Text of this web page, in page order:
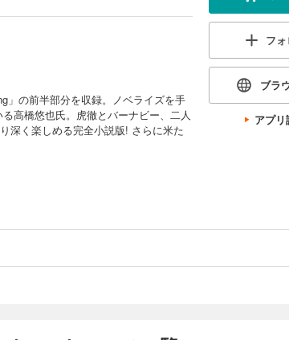
」の前半部分を収録。ノベライズを手
高橋悠也氏。虎徹とバーナビー、二人
深く楽しめる完全小説版! さらに米た
フ
ブラ
アプ